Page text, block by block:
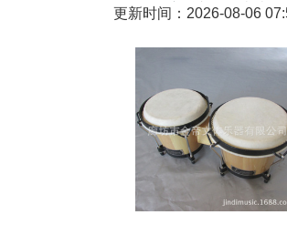
摩托车配件类比
更新时间：2026-08-06